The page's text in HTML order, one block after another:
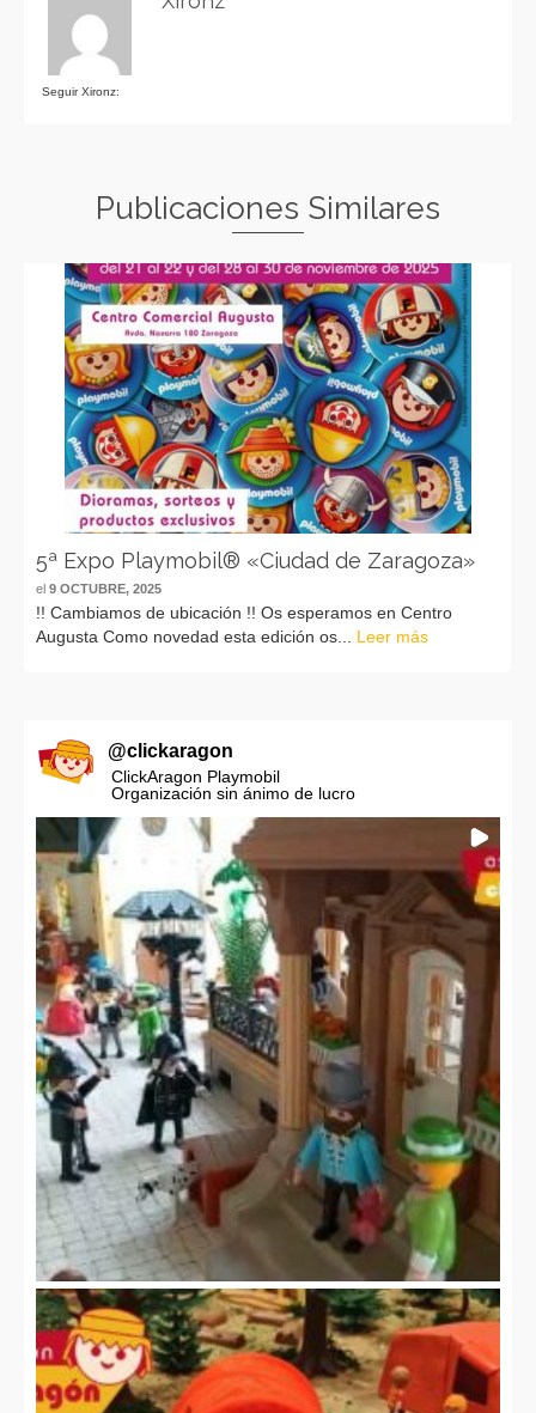
Seguir Xironz:
Publicaciones Similares
5ª Expo Playmobil® «Ciudad de Zaragoza»
el 9 OCTUBRE, 2025
!! Cambiamos de ubicación !! Os esperamos en Centro
Augusta Como novedad esta edición os... Leer más
@clickaragon
ClickAragon Playmobil
Organización sin ánimo de lucro